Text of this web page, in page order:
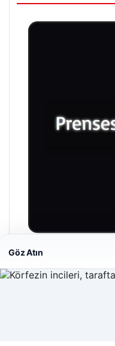
Prenses Night Club
Nisan 29, 2026
Web sitemizi nasıl
deneyiminizi
Göz Atın